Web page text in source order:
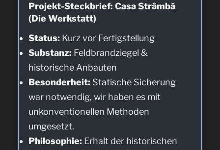
Projekt-Steckbrief: Casa Strâmbă
(Die Werkstatt)
Status: Kurz vor Fertigstellung
Substanz: Feldbrandziegel &
historische Anbauten
Besonderheit: Statische Sicherung
war notwendig, wir haben es mit
unkonventionellen Methoden
umgesetzt.
Philosophie: Erhalt der historischen